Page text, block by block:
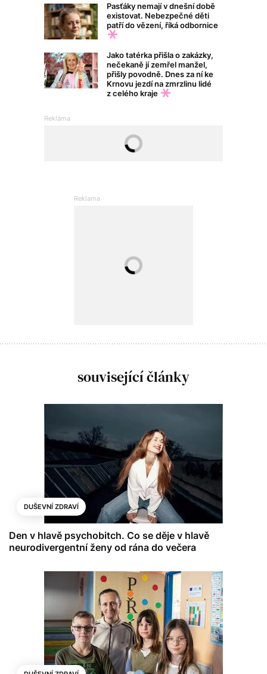
Pasťáky nemají v dnešní době
existovat. Nebezpečné děti
patří do vězení, říká odbornice
Jako tatérka přišla o zakázky,
nečekaně jí zemřel manžel,
přišly povodně. Dnes za ní ke
Krnovu jezdí na zmrzlinu lidé
z celého kraje
související články
DUŠEVNÍ ZDRAVÍ
Den v hlavě psychobitch. Co se děje v hlavě
neurodivergentní ženy od rána do večera